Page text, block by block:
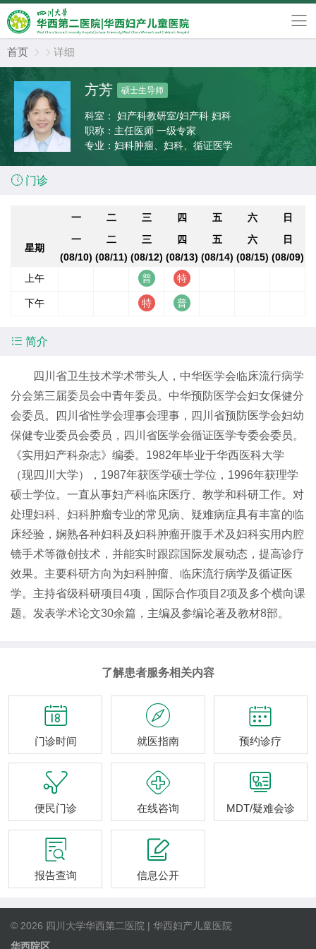
首页   详细
方芳 硕士生导师
科室：
妇产科教研室/妇产科 妇科
职称： 主任医师 一级专家
专业： 妇科肿瘤、妇科、循证医学
 门诊
一 二 三 四 五 六 日
星期
一
(08/10)
二
(08/11)
三
(08/12)
四
(08/13)
五
(08/14)
六
(08/15)
日
(08/09)
上午
下午
 简介
四川省卫生技术学术带头人，中华医学会临床流行病学
分会第三届委员会中青年委员。中华预防医学会妇女保健分
会委员。四川省性学会理事会理事，四川省预防医学会妇幼
保健专业委员会委员，四川省医学会循证医学专委会委员。
《实用妇产科杂志》编委。1982年毕业于华西医科大学
（现四川大学），1987年获医学硕士学位，1996年获理学
硕士学位。一直从事妇产科临床医疗、教学和科研工作。对
处理妇科 妇科肿瘤专业的常见病、疑难病症具有丰富的临
床经验，娴熟各种妇科及妇科肿瘤开腹手术及妇科实用内腔
镜手术等微创技术，并能实时跟踪国际发展动态，提高诊疗
效果。主要科研方向为妇科肿瘤、临床流行病学及循证医
学。主持省级科研项目4项，国际合作项目2项及多个横向课
题。发表学术论文30余篇，主编及参编论著及教材8部。
了解患者服务相关内容

门诊时间

就医指南

预约诊疗

便民门诊

在线咨询

MDT/疑难会诊

报告查询

信息公开
© 2026 四川大学华西第二医院 | 华西妇产儿童医院
华西院区